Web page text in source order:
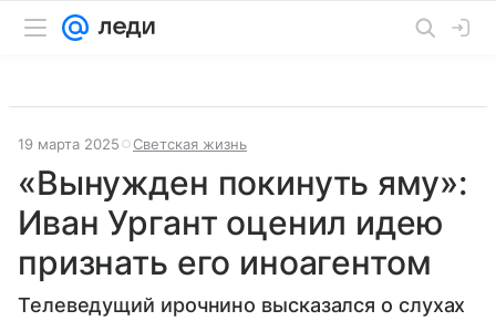
19 марта 2025 Светская жизнь
«Вынужден покинуть яму»:
Иван Ургант оценил идею
признать его иноагентом
Телеведущий ирочнино высказался о слухах